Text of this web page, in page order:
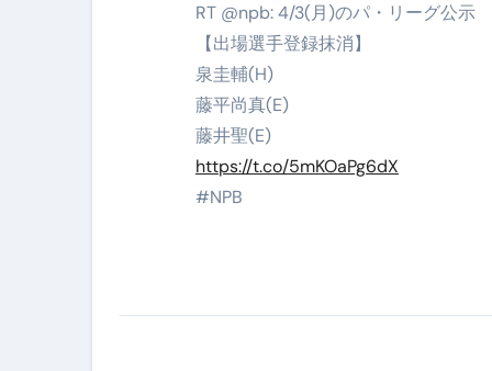
RT @npb: 4/3(月)のパ・リーグ公示
【出場選手登録抹消】
泉圭輔(H)
藤平尚真(E)
藤井聖(E)
https://t.co/5mKOaPg6dX
#NPB